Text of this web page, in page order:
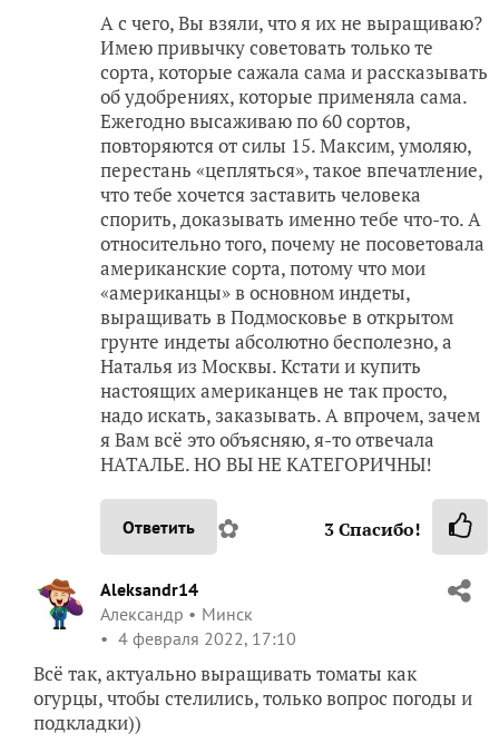
А с чего, Вы взяли, что я их не выращиваю?
Имею привычку советовать только те
сорта, которые сажала сама и рассказывать
об удобрениях, которые применяла сама.
Ежегодно высаживаю по 60 сортов,
повторяются от силы 15. Максим, умоляю,
перестань «цепляться», такое впечатление,
что тебе хочется заставить человека
спорить, доказывать именно тебе что-то. А
относительно того, почему не посоветовала
американские сорта, потому что мои
«американцы» в основном индеты,
выращивать в Подмосковье в открытом
грунте индеты абсолютно бесполезно, а
Наталья из Москвы. Кстати и купить
настоящих американцев не так просто,
надо искать, заказывать. А впрочем, зачем
я Вам всё это объясняю, я-то отвечала
НАТАЛЬЕ. НО ВЫ НЕ КАТЕГОРИЧНЫ!
Ответить ✿ 3Спасибо!
Aleksandr14
Александр
Минск
4 февраля 2022, 17:10
Всё так, актуально выращивать томаты как
огурцы, чтобы стелились, только вопрос погоды и
подкладки))